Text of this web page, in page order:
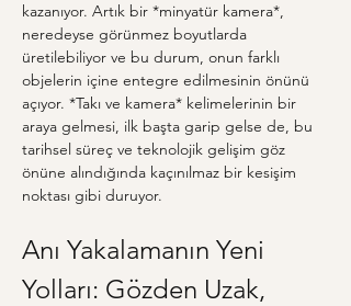
kazanıyor. Artık bir *minyatür kamera*,
neredeyse görünmez boyutlarda
üretilebiliyor ve bu durum, onun farklı
objelerin içine entegre edilmesinin önünü
açıyor. *Takı ve kamera* kelimelerinin bir
araya gelmesi, ilk başta garip gelse de, bu
tarihsel süreç ve teknolojik gelişim göz
önüne alındığında kaçınılmaz bir kesişim
noktası gibi duruyor.
Anı Yakalamanın Yeni
Yolları: Gözden Uzak,